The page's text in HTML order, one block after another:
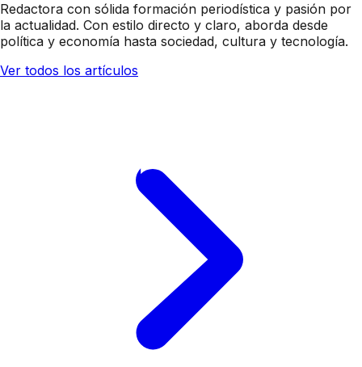
Redactora con sólida formación periodística y pasión por
la actualidad. Con estilo directo y claro, aborda desde
política y economía hasta sociedad, cultura y tecnología.
Ver todos los artículos